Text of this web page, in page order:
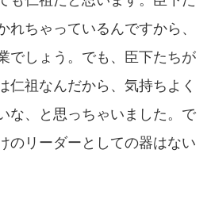
れちゃっているんですから、
でしょう。でも、臣下たちが
仁祖なんだから、気持ちよく
な、と思っちゃいました。で
のリーダーとしての器はない